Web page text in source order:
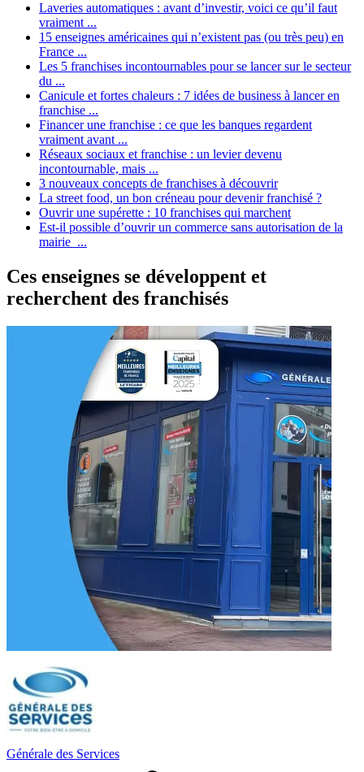
Laveries automatiques : avant d’investir, voici ce qu’il faut
vraiment ...
15 enseignes américaines qui n’existent pas (ou très peu) en
France ...
Les 5 franchises incontournables pour se lancer sur le secteur
du ...
Canicule et fortes chaleurs : 7 idées de business à lancer en
franchise ...
Financer une franchise : ce que les banques regardent
vraiment avant ...
Réseaux sociaux et franchise : un levier devenu
incontournable, mais ...
3 nouveaux concepts de franchises à découvrir
La street food, un bon créneau pour devenir franchisé ?
Ouvrir une supérette : 10 franchises qui marchent
Est-il possible d’ouvrir un commerce sans autorisation de la
mairie ...
Ces enseignes se développent et
recherchent des franchisés
Générale des Services